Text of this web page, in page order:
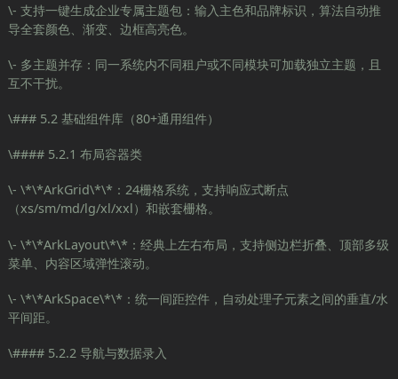
\- 支持一键生成企业专属主题包：输入主色和品牌标识，算法自动推
导全套颜色、渐变、边框高亮色。
\- 多主题并存：同一系统内不同租户或不同模块可加载独立主题，且
互不干扰。
\### 5.2 基础组件库（80+通用组件）
\#### 5.2.1 布局容器类
\- \*\*ArkGrid\*\*：24栅格系统，支持响应式断点
（xs/sm/md/lg/xl/xxl）和嵌套栅格。
\- \*\*ArkLayout\*\*：经典上左右布局，支持侧边栏折叠、顶部多级
菜单、内容区域弹性滚动。
\- \*\*ArkSpace\*\*：统一间距控件，自动处理子元素之间的垂直/水
平间距。
\#### 5.2.2 导航与数据录入